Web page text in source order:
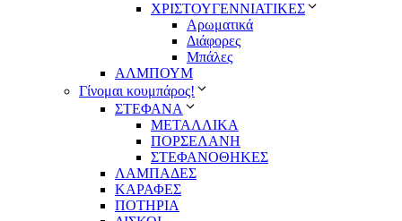
ΧΡΙΣΤΟΥΓΕΝΝΙΑΤΙΚΕΣ
Αρωματικά
Διάφορες
Μπάλες
ΑΛΜΠΟΥΜ
Γίνομαι κουμπάρος!
ΣΤΕΦΑΝΑ
ΜΕΤΑΛΛΙΚΑ
ΠΟΡΣΕΛΑΝΗ
ΣΤΕΦΑΝΟΘΗΚΕΣ
ΛΑΜΠΑΔΕΣ
ΚΑΡΑΦΕΣ
ΠΟΤΗΡΙΑ